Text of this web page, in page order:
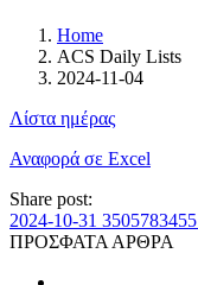
Home
ACS Daily Lists
2024-11-04
Λίστα ημέρας
Αναφορά σε Excel
Share post:
2024-10-31 3505783455
ΠΡΟΣΦΑΤΑ ΑΡΘΡΑ